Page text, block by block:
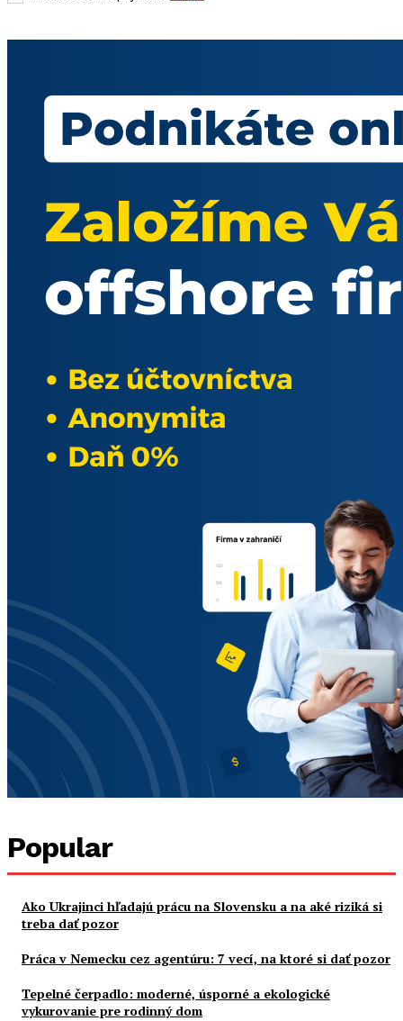
Popular
Ako Ukrajinci hľadajú prácu na Slovensku a na aké riziká si
treba dať pozor
Práca v Nemecku cez agentúru: 7 vecí, na ktoré si dať pozor
Tepelné čerpadlo: moderné, úsporné a ekologické
vykurovanie pre rodinný dom